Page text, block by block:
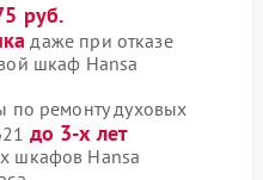
руб.
даже при отказе
шкаф Hansa
по ремонту духовых
до 3-х лет
шкафов Hansa